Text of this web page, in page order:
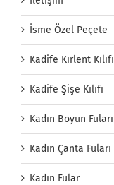
İsme Özel Peçete
Kadife Kırlent Kılıfı
Kadife Şişe Kılıfı
Kadın Boyun Fuları
Kadın Çanta Fuları
Kadın Fular